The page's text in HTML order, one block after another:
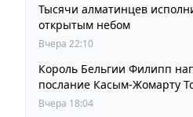
Тысячи алматинцев
открытым небом
Вчера 22:10
Король Бельгии Филипп
послание Касым-Жомарту
Вчера 18:04